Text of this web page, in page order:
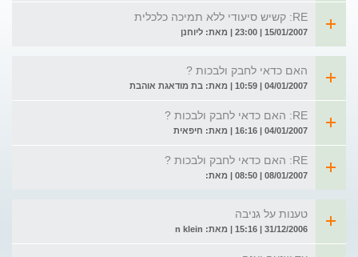
RE: קשיש סיעודי ללא תמיכה כלכלית
15/01/2007 | 23:00 | מאת: ליוחנן
האם כדאי לחבק ולבכות ?
04/01/2007 | 10:59 | מאת: בת מודאגת אוהבת
RE: האם כדאי לחבק ולבכות ?
04/01/2007 | 16:16 | מאת: חיפאית
RE: האם כדאי לחבק ולבכות ?
08/01/2007 | 08:50 | מאת:
טענות על גניבה
31/12/2006 | 15:16 | מאת: n klein